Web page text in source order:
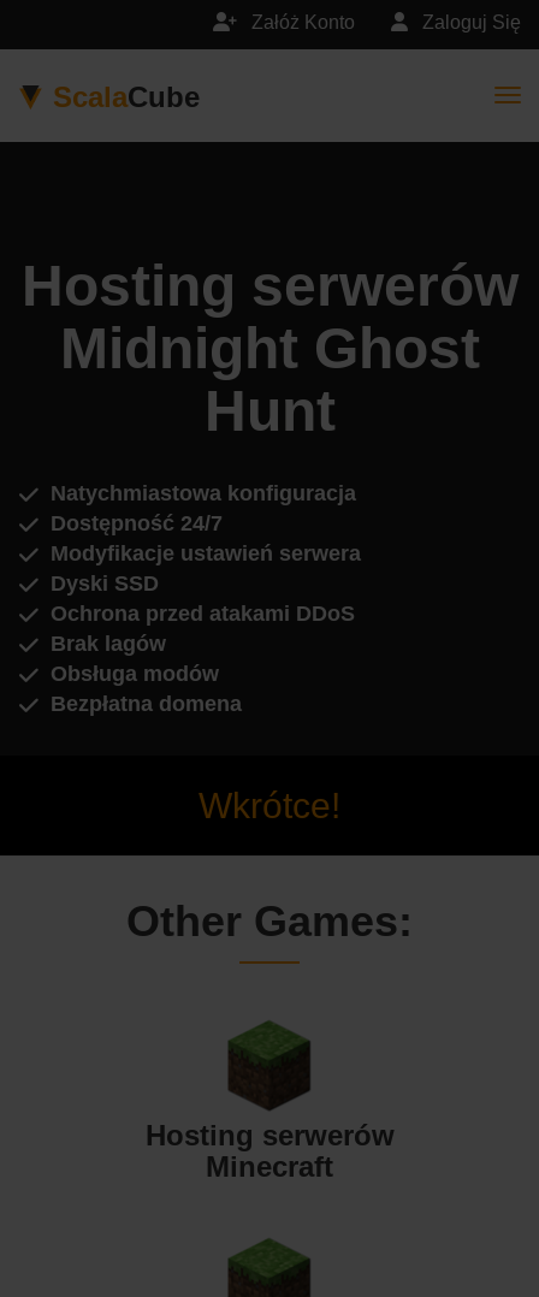
Zaloguj Się
Załóż Konto
ScalaCube
Hosting serwerów
Midnight Ghost
Hunt
Natychmiastowa konfiguracja
Dostępność 24/7
Modyfikacje ustawień serwera
Dyski SSD
Ochrona przed atakami DDoS
Brak lagów
Obsługa modów
Bezpłatna domena
Wkrótce!
Other Games:
Hosting serwerów
Minecraft